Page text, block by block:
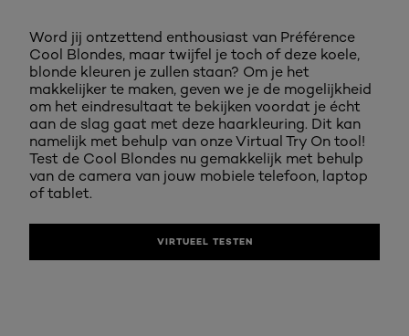
Word jij ontzettend enthousiast van Préférence
Cool Blondes, maar twijfel je toch of deze koele,
blonde kleuren je zullen staan? Om je het
makkelijker te maken, geven we je de mogelijkheid
om het eindresultaat te bekijken voordat je écht
aan de slag gaat met deze haarkleuring. Dit kan
namelijk met behulp van onze Virtual Try On tool!
Test de Cool Blondes nu gemakkelijk met behulp
van de camera van jouw mobiele telefoon, laptop
of tablet.
VIRTUEEL TESTEN